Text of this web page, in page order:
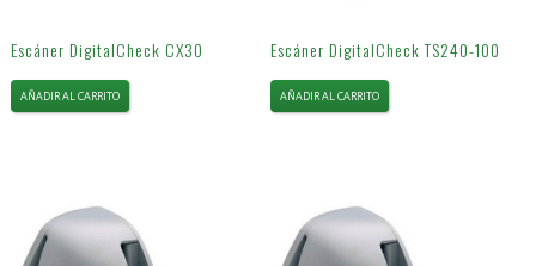
Escáner DigitalCheck CX30
AÑADIR AL CARRITO
Escáner DigitalCheck TS240-100
AÑADIR AL CARRITO